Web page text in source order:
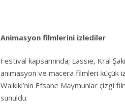
Animasyon filmlerini izlediler
Festival kapsamında; Lassie, Kral
animasyon ve macera filmleri küçük
Waikiki’nin Efsane Maymunlar çizgi
sunuldu.